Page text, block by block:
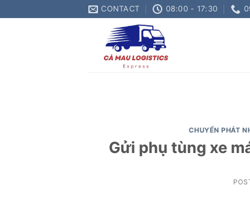
to
CONTACT 08:00 - 17:30
CHUYỂN PHÁT
Gửi phụ tùng xe